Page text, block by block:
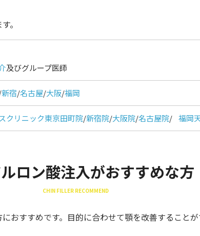
。
及びグループ医師
新宿/名古屋/大阪/福岡
クリニック東京田町院/新宿院/大阪院/名古屋院/ 福岡
ロン酸注入がおすすめな方
CHIN FILLER RECOMMEND
おすすめです。目的に合わせて顎を改善することが